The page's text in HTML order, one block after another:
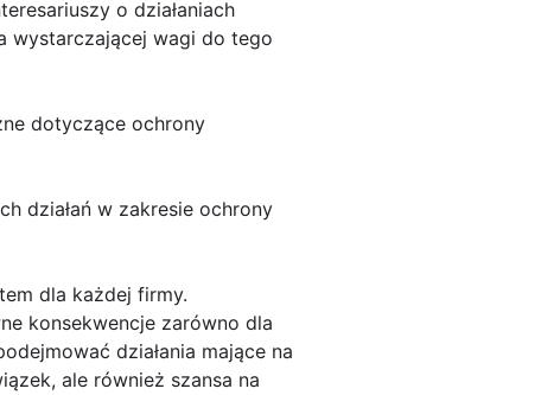
o działaniach
wystarczającej wagi do tego
dotyczące ochrony
działań w zakresie ochrony
dla każdej firmy.
konsekwencje zarówno dla
działania mające na
ale również szansa na